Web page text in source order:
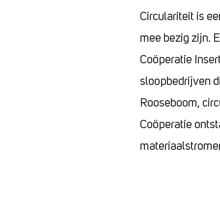
Circulariteit is
mee bezig zijn.
Coöperatie
sloopbedrijven
Rooseboom,
Coöperatie